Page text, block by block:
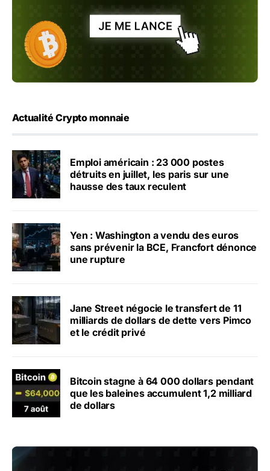
Actualité Crypto monnaie
Emploi américain : 23 000 postes
détruits en juillet, les paris sur une
hausse des taux reculent
Yen : Washington a vendu des euros
sans prévenir la BCE, Francfort dénonce
une rupture
Jane Street négocie le transfert de 11
milliards de dollars de dette vers Pimco
et le crédit privé
Bitcoin stagne à 64 000 dollars pendant
que les baleines accumulent 1,2 milliard
de dollars